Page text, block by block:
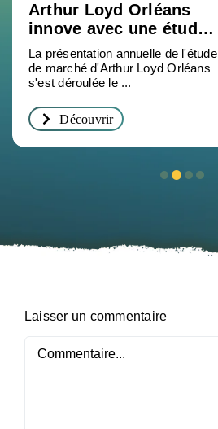
Arthur Loyd Orléans
innove avec une étude
de marché 2025 en
vidéo : un succès pour
décrypter l’immobilier
d’entreprise à Orléans
La présentation annuelle de l'étude
de marché d'Arthur Loyd Orléans
s'est déroulée le ...
Découvrir
Laisser un commentaire
Commentaire